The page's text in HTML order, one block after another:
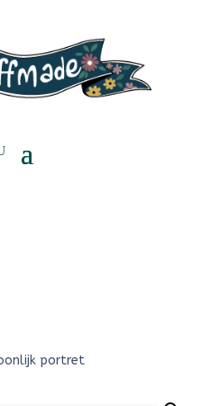
portret